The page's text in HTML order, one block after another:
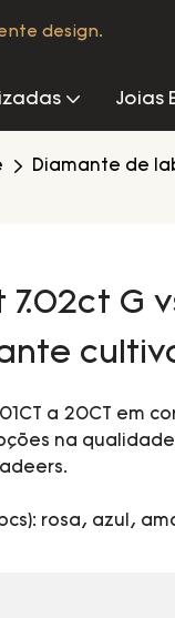
design.
Joias
Diamante de
G
a 20CT em
na
rosa, azul,